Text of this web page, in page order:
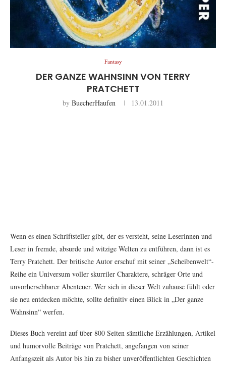
Fantasy
DER GANZE WAHNSINN VON TERRY
PRATCHETT
by BuecherHaufen 13.01.2011
Wenn es einen Schriftsteller gibt, der es versteht, seine Leserinnen und
Leser in fremde, absurde und witzige Welten zu entführen, dann ist es
Terry Pratchett. Der britische Autor erschuf mit seiner „Scheibenwelt“-
Reihe ein Universum voller skurriler Charaktere, schräger Orte und
unvorhersehbarer Abenteuer. Wer sich in dieser Welt zuhause fühlt oder
sie neu entdecken möchte, sollte definitiv einen Blick in „Der ganze
Wahnsinn“ werfen.
Dieses Buch vereint auf über 800 Seiten sämtliche Erzählungen, Artikel
und humorvolle Beiträge von Pratchett, angefangen von seiner
Anfangszeit als Autor bis hin zu bisher unveröffentlichten Geschichten